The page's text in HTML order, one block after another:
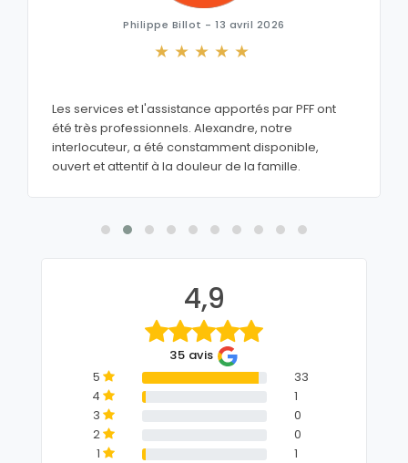
Philippe Billot - 13 avril 2026
Les services et l'assistance apportés par PFF ont
été très professionnels. Alexandre, notre
interlocuteur, a été constamment disponible,
ouvert et attentif à la douleur de la famille.
4,9
35 avis
5
33
4
1
3
0
2
0
1
1